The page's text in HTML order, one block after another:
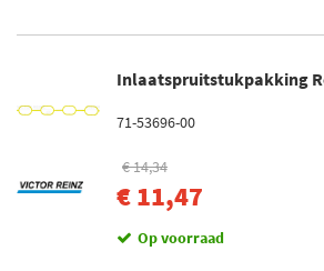
Inlaatspruitstukpakking
71-53696-00
€ 14,34
€ 11,47
Op voorraad